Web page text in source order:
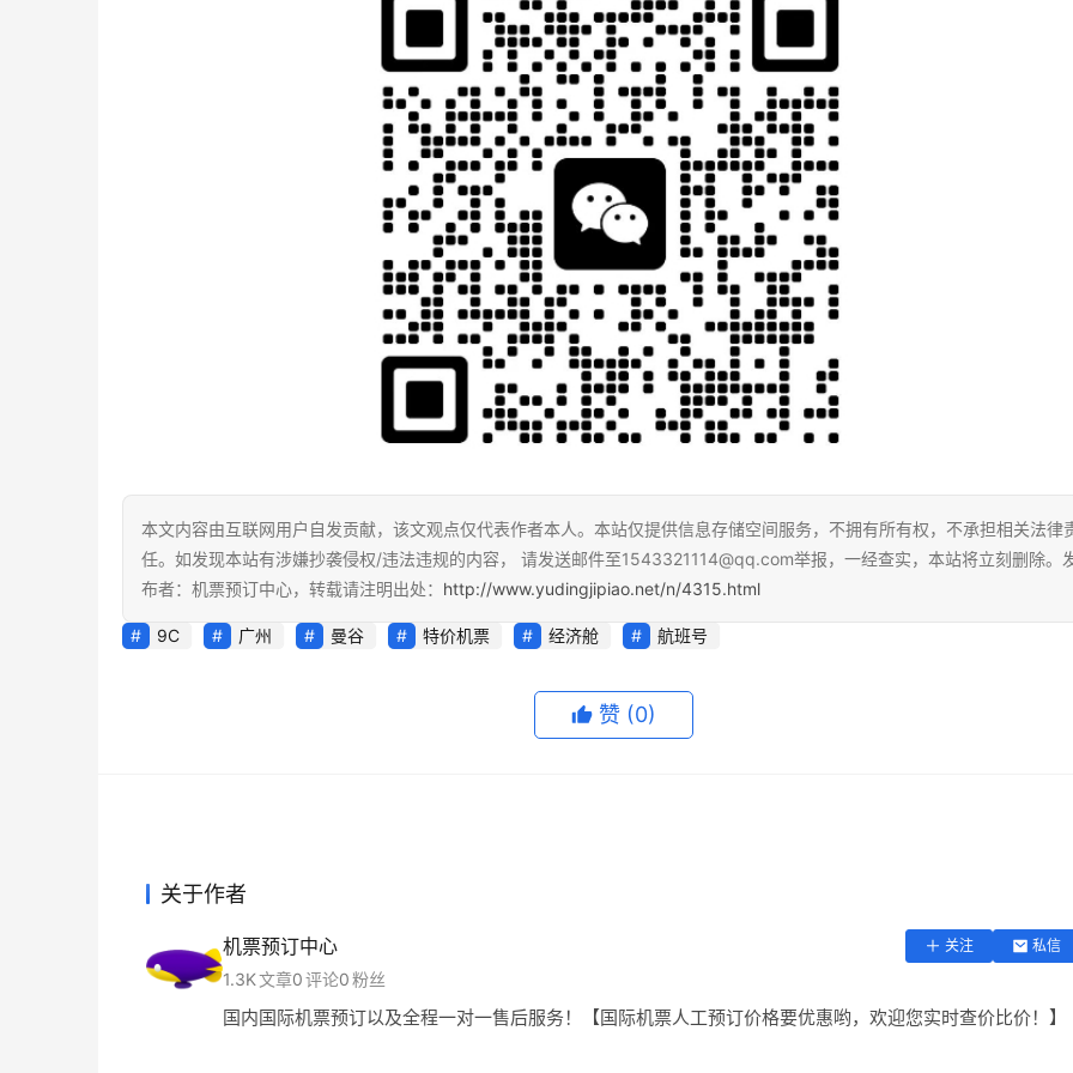
本文内容由互联网用户自发贡献，该文观点仅代表作者本人。本站仅提供信息存储空间服务，不拥有所有权，不承担相关法律
任。如发现本站有涉嫌抄袭侵权/违法违规的内容， 请发送邮件至1543321114@qq.com举报，一经查实，本站将立刻删除。
布者：机票预订中心，转载请注明出处： http://www.yudingjipiao.net/n/4315.html
9C 广州 曼谷 特价机票 经济舱 航班号
赞 (0)
关于作者
机票预订中心 关注 私信
1.3K文章0评论0粉丝
国内国际机票预订以及全程一对一售后服务！【国际机票人工预订价格要优惠哟，欢迎您实时查价比价！】